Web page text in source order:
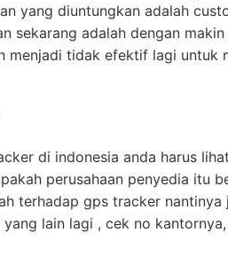
yang diuntungkan adalah
sekarang adalah dengan
menjadi tidak efektif lagi
di indonesia anda harus
perusahaan penyedia itu
terhadap gps tracker
lain lagi , cek no